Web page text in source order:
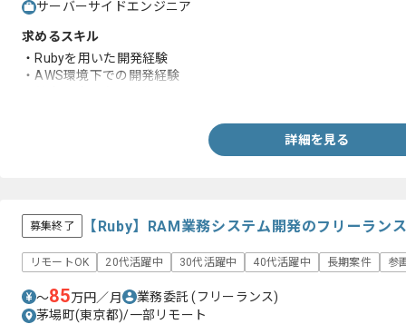
サーバーサイドエンジニア
求めるスキル
・Rubyを用いた開発経験
・AWS環境下での開発経験
詳細を見る
募集終了 【Ruby】RAM業務システム開発のフリーラン
リモートOK 20代活躍中 30代活躍中 40代活躍中 長期案件 参
〜85万円／月 業務委託(フリーランス)
茅場町(東京都)/一部リモート